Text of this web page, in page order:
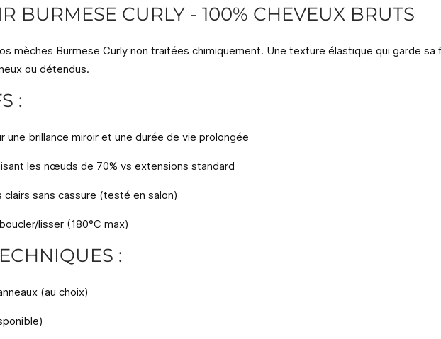
BURMESE CURLY - 100% CHEVEUX BRUTS
mèches Burmese Curly non traitées chimiquement. Une texture élastique qui garde sa
ou détendus.
:
une brillance miroir et une durée de vie prolongée
les nœuds de 70% vs extensions standard
clairs sans cassure (testé en salon)
lisser (180°C max)
:
(au choix)